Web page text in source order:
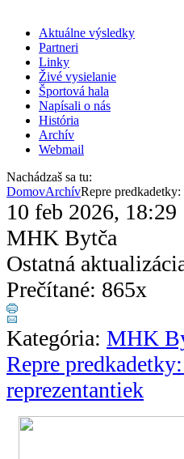
Aktuálne výsledky
Partneri
Linky
Živé vysielanie
Športová hala
Napísali o nás
História
Archív
Webmail
Nachádzaš sa tu:
DomovArchívRepre
10 feb 2026, 18:29
MHK Bytča
Ostatná
Prečítané: 865x
Kategória: MHK
Repre
reprezentantiek